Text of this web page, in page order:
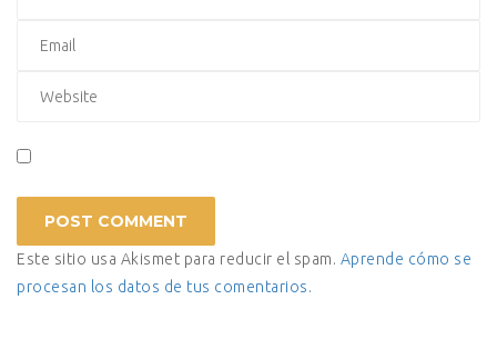
Este sitio usa Akismet para reducir el spam. Aprende cómo se
procesan los datos de tus comentarios.